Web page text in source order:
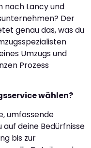
nach Lancy und
Der
genau das, was du
Umzugs und
Prozess
wählen?
umfassende
auf deine Bedürfnisse
bis zur